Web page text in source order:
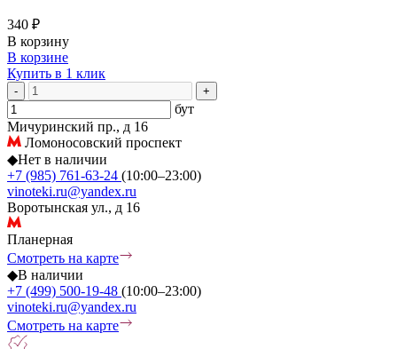
340 ₽
В корзину
В корзине
Купить в 1 клик
- +
бут
Мичуринский пр., д 16
Ломоносовский проспект
◆Нет в наличии
+7 (985) 761-63-24 (10:00–23:00)
vinoteki.ru@yandex.ru
Воротынская ул., д 16
Планерная
Смотреть на карте
◆В наличии
+7 (499) 500-19-48 (10:00–23:00)
vinoteki.ru@yandex.ru
Смотреть на карте